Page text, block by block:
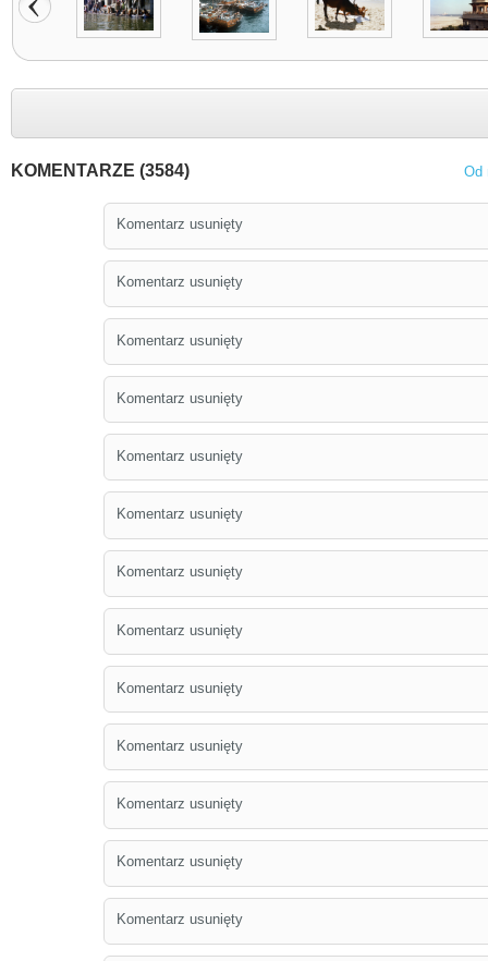
KOMENTARZE (3584) Od
Komentarz usunięty
Komentarz usunięty
Komentarz usunięty
Komentarz usunięty
Komentarz usunięty
Komentarz usunięty
Komentarz usunięty
Komentarz usunięty
Komentarz usunięty
Komentarz usunięty
Komentarz usunięty
Komentarz usunięty
Komentarz usunięty